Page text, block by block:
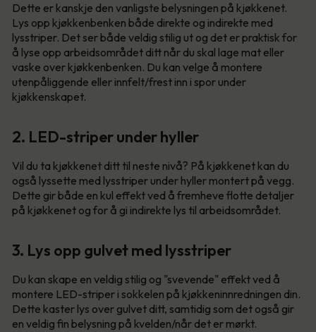
Dette er kanskje den vanligste belysningen på kjøkkenet.
Lys opp kjøkkenbenken både direkte og indirekte med
lysstriper. Det ser både veldig stilig ut og det er praktisk for
å lyse opp arbeidsområdet ditt når du skal lage mat eller
vaske over kjøkkenbenken. Du kan velge å montere
utenpåliggende eller innfelt/frest inn i spor under
kjøkkenskapet.
2. LED-striper under hyller
Vil du ta kjøkkenet ditt til neste nivå? På kjøkkenet kan du
også lyssette med lysstriper under hyller montert på vegg.
Dette gir både en kul effekt ved å fremheve flotte detaljer
på kjøkkenet og for å gi indirekte lys til arbeidsområdet.
3. Lys opp gulvet med lysstriper
Du kan skape en veldig stilig og "svevende" effekt ved å
montere LED-striper i sokkelen på kjøkkeninnredningen din.
Dette kaster lys over gulvet ditt, samtidig som det også gir
en veldig fin belysning på kvelden/når det er mørkt.